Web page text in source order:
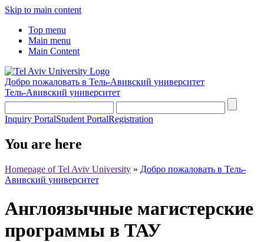
Skip to main content
Top menu
Main menu
Main Content
Добро пожаловать в Тель-Авивский университет
Тель-Авивский университет
Inquiry PortalStudent PortalRegistration
You are here
Homepage of Tel Aviv University » Добро пожаловать в Тель-
Авивский университет
Англоязычные магистерские
программы в ТАУ